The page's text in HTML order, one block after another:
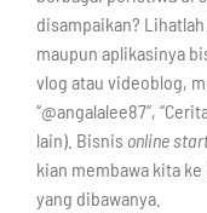
disampaikan?
maupun aplikasinya
vlog atau videoblog,
“@angalalee87”,
lain). Bisnis online
kian membawa kita
yang dibawanya.